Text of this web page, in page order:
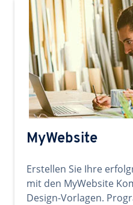
MyWebsite
Erstellen Sie Ihre
mit den MyWebsite
Design-Vorlagen.